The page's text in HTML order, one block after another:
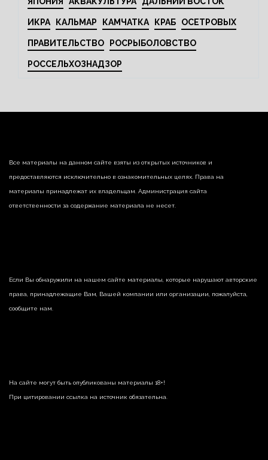
ИКРА КАЛЬМАР КАМЧАТКА КРАБ ОСЕТРОВЫХ
ПРАВИТЕЛЬСТВО РОСРЫБОЛОВСТВО
РОССЕЛЬХОЗНАДЗОР
Все материалы на данном сайте взяты из открытых источников и
предоставляются исключительно в ознакомительных целях. Права на
материалы принадлежат их владельцам. Администрация сайта
ответственности за содержание материала не несет.
Если Вы обнаружили на нашем сайте материалы, которые нарушают авторские
права, принадлежащие Вам, Вашей компании или организации, пожалуйста,
сообщите нам.
На сайте могут быть опубликованы материалы 18+!
При цитировании ссылка на источник обязательна.